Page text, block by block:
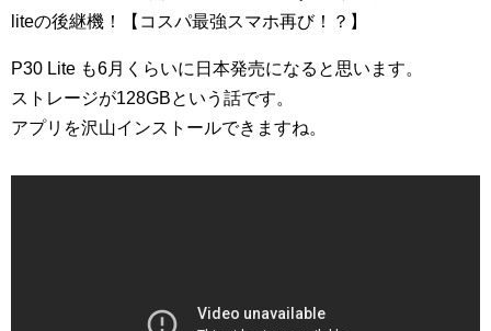
liteの後継機！【コスパ最強スマホ再び！？】
P30 Lite も6月くらいに日本発売になると思います。
ストレージが128GBという話です。
アプリを沢山インストールできますね。